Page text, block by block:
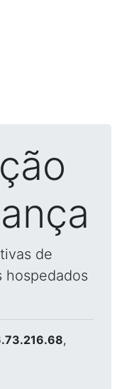
de
hospedados
,